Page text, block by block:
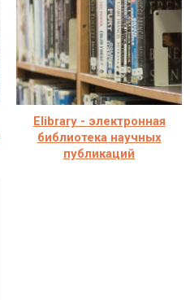
Elibrary - электронная
библиотека научных
публикаций